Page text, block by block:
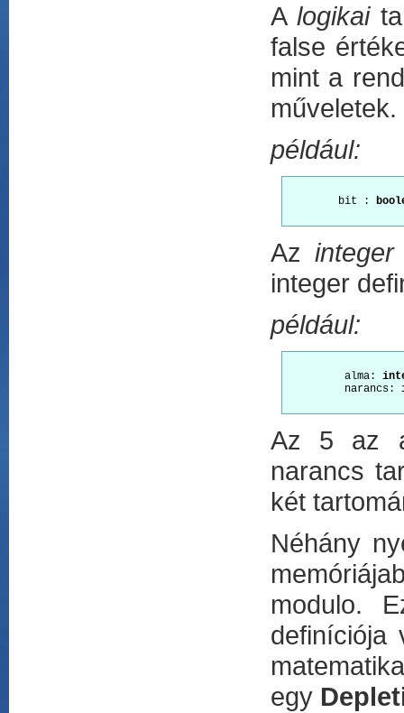
A logikai
false
mint a
műveletek.
például:
        bit :
Azinteger
integer
például:
         alma:
         narancs:
Az 5 az
narancs
két
Néhány
modulo.
definíciója
egy